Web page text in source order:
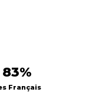
83%
Français